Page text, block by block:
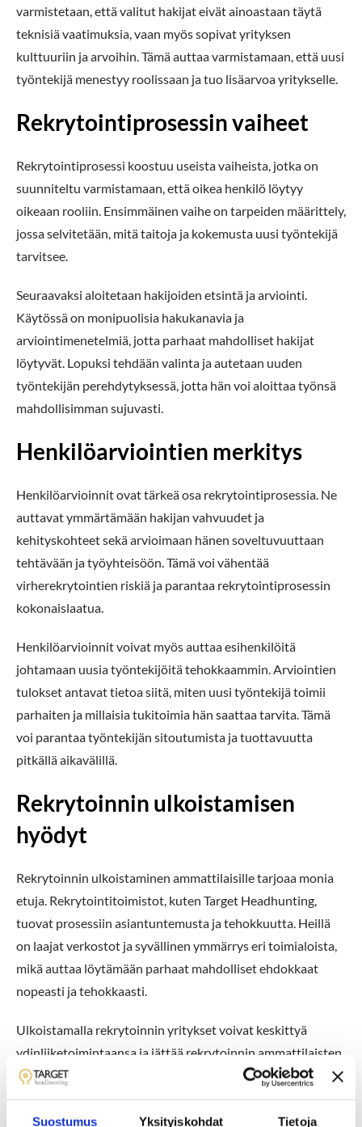
Suostumus Yksityiskohdat Tietoja
varmistetaan, että valitut hakijat eivät ainoastaan täytä
teknisiä vaatimuksia, vaan myös sopivat yrityksen
kulttuuriin ja arvoihin. Tämä auttaa varmistamaan, että uusi
työntekijä menestyy roolissaan ja tuo lisäarvoa yritykselle.
Rekrytointiprosessin vaiheet
Rekrytointiprosessi koostuu useista vaiheista, jotka on
suunniteltu varmistamaan, että oikea henkilö löytyy
oikeaan rooliin. Ensimmäinen vaihe on tarpeiden määrittely,
jossa selvitetään, mitä taitoja ja kokemusta uusi työntekijä
tarvitsee.
Seuraavaksi aloitetaan hakijoiden etsintä ja arviointi.
Käytössä on monipuolisia hakukanavia ja
arviointimenetelmiä, jotta parhaat mahdolliset hakijat
löytyvät. Lopuksi tehdään valinta ja autetaan uuden
työntekijän perehdytyksessä, jotta hän voi aloittaa työnsä
mahdollisimman sujuvasti.
Henkilöarviointien merkitys
Henkilöarvioinnit ovat tärkeä osa rekrytointiprosessia. Ne
auttavat ymmärtämään hakijan vahvuudet ja
kehityskohteet sekä arvioimaan hänen soveltuvuuttaan
tehtävään ja työyhteisöön. Tämä voi vähentää
virherekrytointien riskiä ja parantaa rekrytointiprosessin
kokonaislaatua.
Henkilöarvioinnit voivat myös auttaa esihenkilöitä
johtamaan uusia työntekijöitä tehokkaammin. Arviointien
tulokset antavat tietoa siitä, miten uusi työntekijä toimii
parhaiten ja millaisia tukitoimia hän saattaa tarvita. Tämä
voi parantaa työntekijän sitoutumista ja tuottavuutta
pitkällä aikavälillä.
Rekrytoinnin ulkoistamisen
hyödyt
Rekrytoinnin ulkoistaminen ammattilaisille tarjoaa monia
etuja. Rekrytointitoimistot, kuten Target Headhunting,
tuovat prosessiin asiantuntemusta ja tehokkuutta. Heillä
on laajat verkostot ja syvällinen ymmärrys eri toimialoista,
mikä auttaa löytämään parhaat mahdolliset ehdokkaat
nopeasti ja tehokkaasti.
Ulkoistamalla rekrytoinnin yritykset voivat keskittyä
ydinliiketoimintaansa ja jättää rekrytoinnin ammattilaisten
hoidettavaksi. Tämä voi säästää aikaa ja resursseja sekä
parantaa rekrytointiprosessin laatua.